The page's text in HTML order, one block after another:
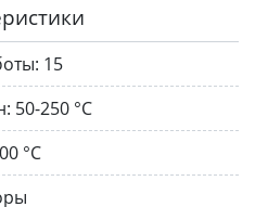
15
50-250 °С
°С